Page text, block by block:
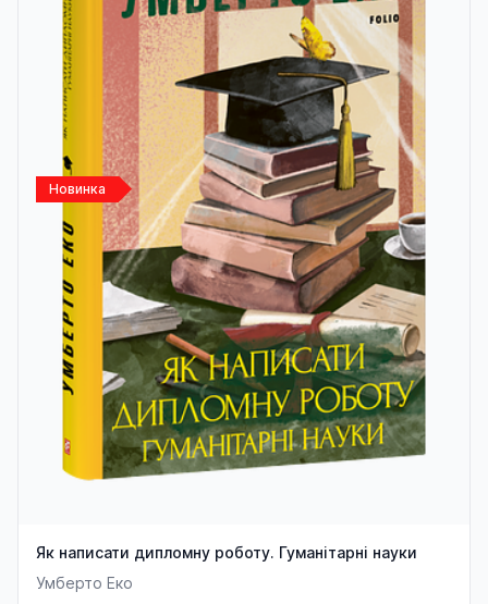
Новинка
Як написати дипломну роботу. Гуманітарні науки
Умберто Еко